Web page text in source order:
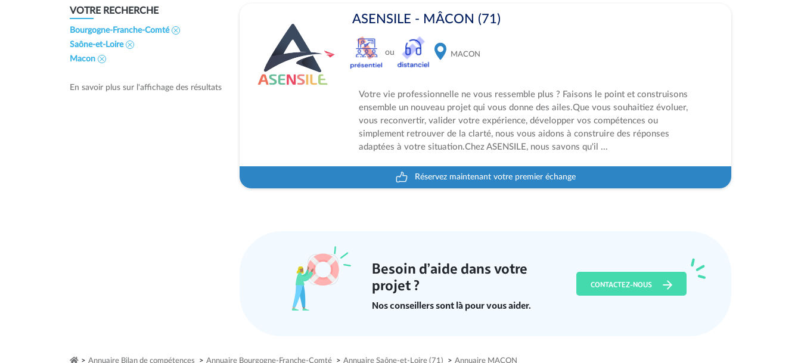
VOTRE RECHERCHE
Bourgogne-Franche-Comté
Saône-et-Loire
Macon
En savoir plus sur l'affichage des résultats
ASENSILE - MÂCON (71)
ou MACON
Votre vie professionnelle ne vous ressemble plus ? Faisons le point et construisons
ensemble un nouveau projet qui vous donne des ailes.Que vous souhaitiez évoluer,
vous reconvertir, valider votre expérience, développer vos compétences ou
simplement retrouver de la clarté, nous vous aidons à construire des réponses
adaptées à votre situation.Chez ASENSILE, nous savons qu'il ...
Réservez maintenant votre premier échange
Besoin d’aide dans votre
projet ?
Nos conseillers sont là pour vous aider.
CONTACTEZ-NOUS
> Annuaire Bilan de compétences > Annuaire Bourgogne-Franche-Comté > Annuaire Saône-et-Loire (71) > Annuaire MACON